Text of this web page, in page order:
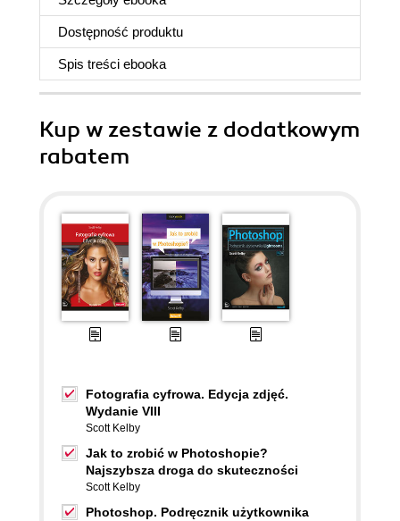
Dostępność produktu
Spis treści ebooka
Kup w zestawie z dodatkowym
rabatem
Fotografia cyfrowa. Edycja zdjęć.
Wydanie VIII
Scott Kelby
Jak to zrobić w Photoshopie?
Najszybsza droga do skuteczności
Scott Kelby
Photoshop. Podręcznik użytkownika